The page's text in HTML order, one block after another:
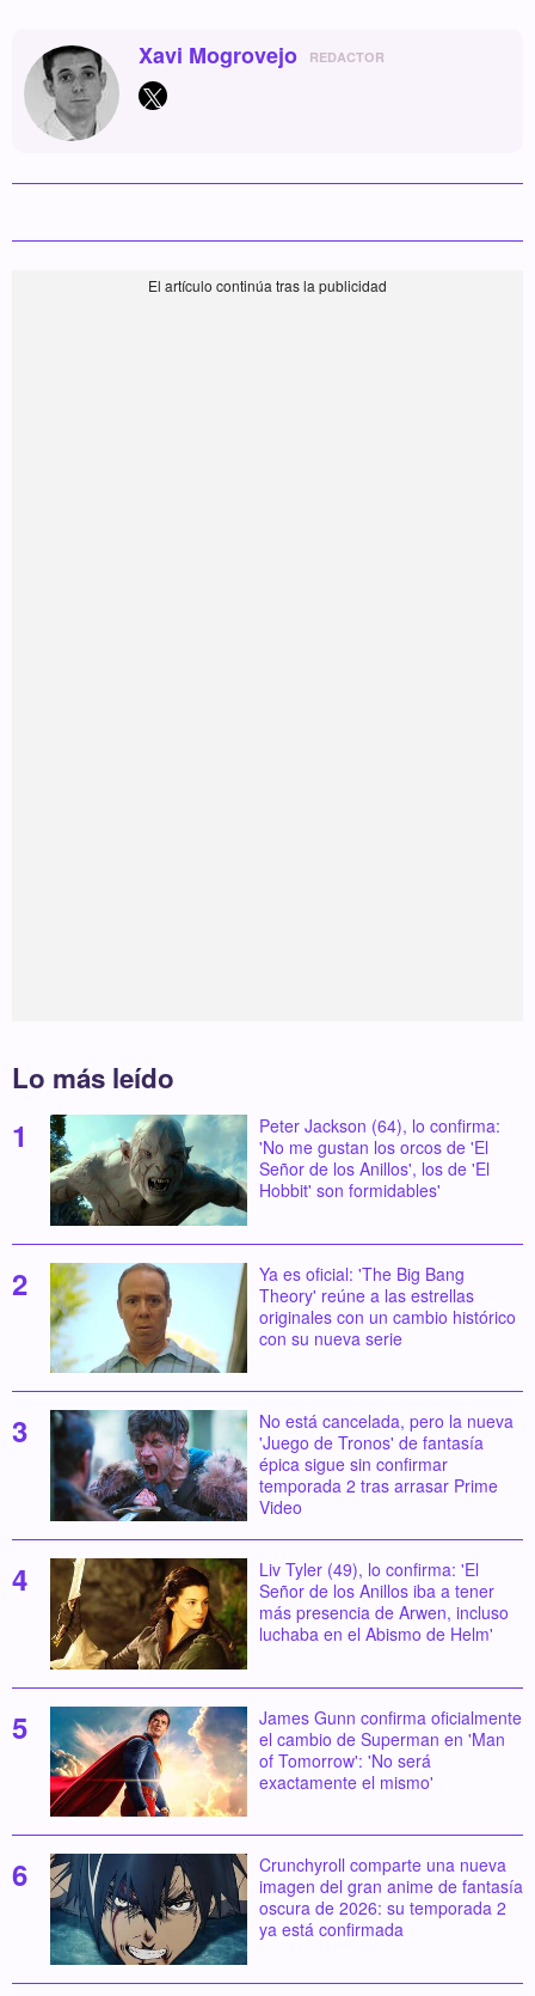
Xavi Mogrovejo REDACTOR
Lo más leído
Peter Jackson (64), lo confirma:
'No me gustan los orcos de 'El
Señor de los Anillos', los de 'El
Hobbit' son formidables'
Ya es oficial: 'The Big Bang
Theory' reúne a las estrellas
originales con un cambio histórico
con su nueva serie
No está cancelada, pero la nueva
'Juego de Tronos' de fantasía
épica sigue sin confirmar
temporada 2 tras arrasar Prime
Video
Liv Tyler (49), lo confirma: 'El
Señor de los Anillos iba a tener
más presencia de Arwen, incluso
luchaba en el Abismo de Helm'
James Gunn confirma oficialmente
el cambio de Superman en 'Man
of Tomorrow': 'No será
exactamente el mismo'
Crunchyroll comparte una nueva
imagen del gran anime de fantasía
oscura de 2026: su temporada 2
ya está confirmada